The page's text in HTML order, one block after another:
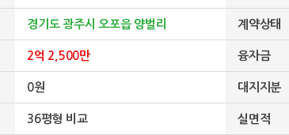
경기도 광주시 오포읍 양벌리 계약상태
2억 2,500만 융자금
0원 대지지분
36평형 비교 실면적